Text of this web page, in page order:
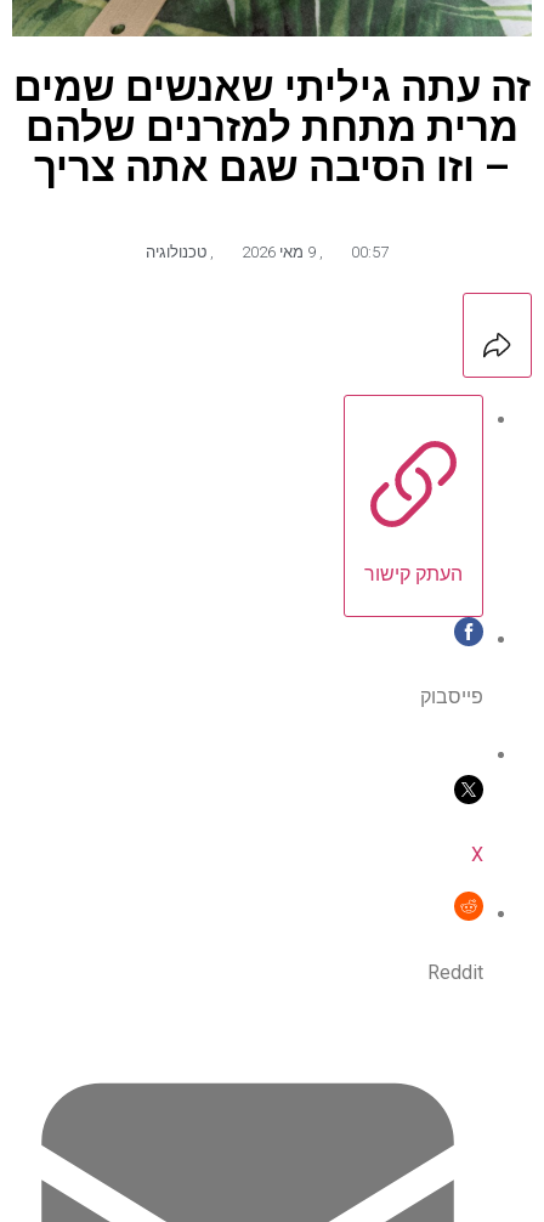
זה עתה גיליתי שאנשים שמים
מרית מתחת למזרנים שלהם
– וזו הסיבה שגם אתה צריך
00:57 טכנולוגיה
העתק קישור
פייסבוק
X
Reddit